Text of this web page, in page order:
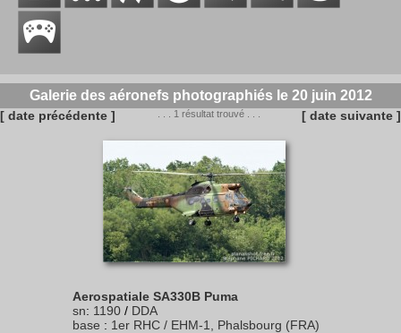
Galerie des aéronefs photographiés le 20 juin 2012
[ date précédente ] . . . 1 résultat trouvé . . . [ date suivante ]
Aerospatiale SA330B Puma
sn: 1190 / DDA
base : 1er RHC / EHM-1, Phalsbourg (FRA)